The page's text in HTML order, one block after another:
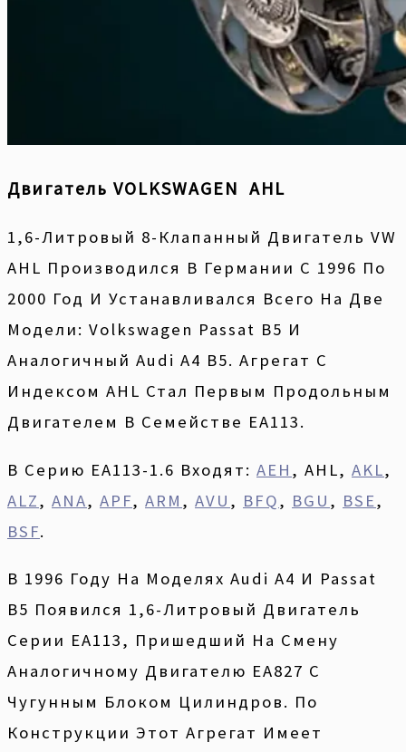
Двигатель VOLKSWAGEN AHL
1,6-Литровый 8-Клапанный Двигатель VW
AHL Производился В Германии С 1996 По
2000 Год И Устанавливался Всего На Две
Модели: Volkswagen Passat B5 И
Аналогичный Audi A4 B5. Агрегат С
Индексом AHL Стал Первым Продольным
Двигателем В Семействе EA113.
В Серию EA113-1.6 Входят: AEH , AHL, AKL,
ALZ, ANA, APF, ARM , AVU , BFQ, BGU , BSE,
BSF.
В 1996 Году На Моделях Audi A4 И Passat
B5 Появился 1,6-Литровый Двигатель
Серии EA113, Пришедший На Смену
Аналогичному Двигателю EA827 С
Чугунным Блоком Цилиндров. По
Конструкции Этот Агрегат Имеет